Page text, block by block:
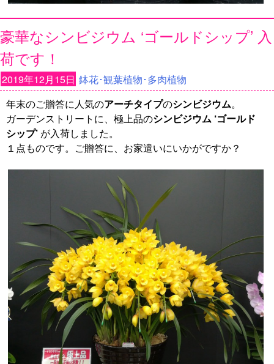
豪華なシンビジウム ‘ゴールドシップ’ 入
荷です！
2019年12月15日 鉢花･観葉植物･多肉植物
年末のご贈答に人気のアーチタイプのシンビジウム。
ガーデンストリートに、極上品のシンビジウム ‘ゴールド
シップ’ が入荷しました。
１点ものです。ご贈答に、お家遣いにいかがですか？